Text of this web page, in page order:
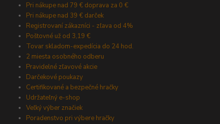
Pri nákupe nad 79 € doprava za 0 €
Pri nákupe nad 39 € darček
Registrovaní zákazníci - zľava od 4%
Poštovné už od 3,19 €
Tovar skladom-expedícia do 24 hod.
2 miesta osobného odberu
Pravidelné zľavové akcie
Darčekové poukazy
Certifikované a bezpečné hračky
Udržateľný e-shop
Veľký výber značiek
Poradenstvo pri výbere hračky